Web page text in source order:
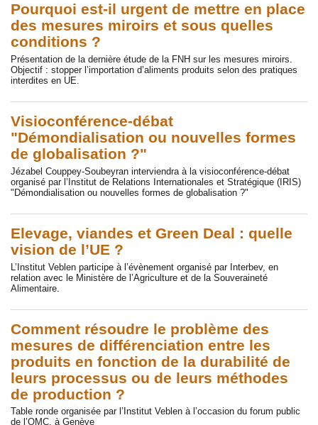
Pourquoi est-il urgent de mettre en place
des mesures miroirs et sous quelles
conditions ?
Présentation de la dernière étude de la FNH sur les mesures miroirs.
Objectif : stopper l’importation d’aliments produits selon des pratiques
interdites en UE.
Visioconférence-débat
"Démondialisation ou nouvelles formes
de globalisation ?"
Jézabel Couppey-Soubeyran interviendra à la visioconférence-débat
organisé par l’Institut de Relations Internationales et Stratégique (IRIS)
"Démondialisation ou nouvelles formes de globalisation ?"
Elevage, viandes et Green Deal : quelle
vision de l’UE ?
L’Institut Veblen participe à l’évènement organisé par Interbev, en
relation avec le Ministère de l’Agriculture et de la Souveraineté
Alimentaire.
Comment résoudre le problème des
mesures de différenciation entre les
produits en fonction de la durabilité de
leurs processus ou de leurs méthodes
de production ?
Table ronde organisée par l’Institut Veblen à l’occasion du forum public
de l’OMC, à Genève